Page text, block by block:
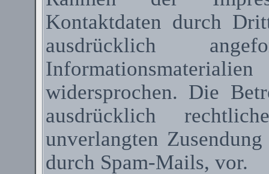
Kontaktdaten durch
ausdrücklich
widersprochen. Die
ausdrücklich
unverlangten
durch Spam-Mails, vor.